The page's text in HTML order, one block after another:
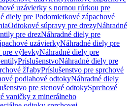
uzávierky s nornou rúrkou pre
diely pre Podomietkové zápachové
Odtokové súpravy pre drezyNáhradné
pre drezNáhradné diely pre
uzávierkyNáhradné diely pre
pre výlevkyNáhradné diely pre
PríslušenstvoNáhradné diely pre
žľabyPríslušenstvo pre sprchové
podlahové odtokyNáhradné diely
pre stenové odtokySprchové
vaničky z minerálneho